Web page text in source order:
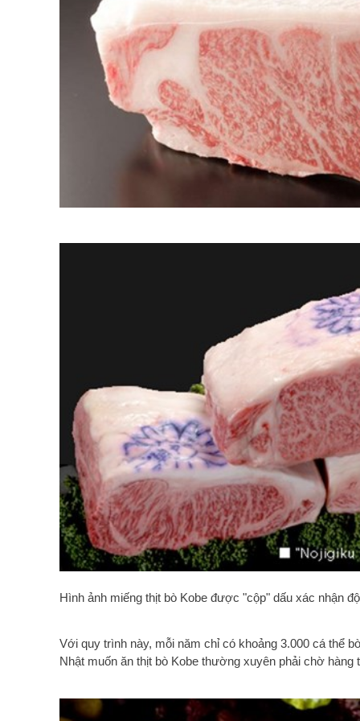
Hình ảnh miếng thịt bò Kobe được "cộp" dấu xác nhận
Với quy trình này, mỗi năm chỉ có khoảng 3.000 cá thể
Nhật muốn ăn thịt bò Kobe thường xuyên phải chờ